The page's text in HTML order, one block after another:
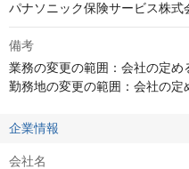
パナソニック保険サービス株式
備考
業務の変更の範囲：会社の定め
勤務地の変更の範囲：会社の定
企業情報
会社名